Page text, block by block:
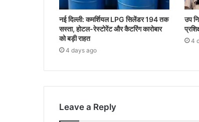
नई दिल्ली: कमर्शियल LPG सिलेंडर 194 तक
सस्ता, होटल-रेस्टोरेंट और कैटरिंग कारोबार
को बड़ी राहत
4 days ago
उप
4
Leave a Reply